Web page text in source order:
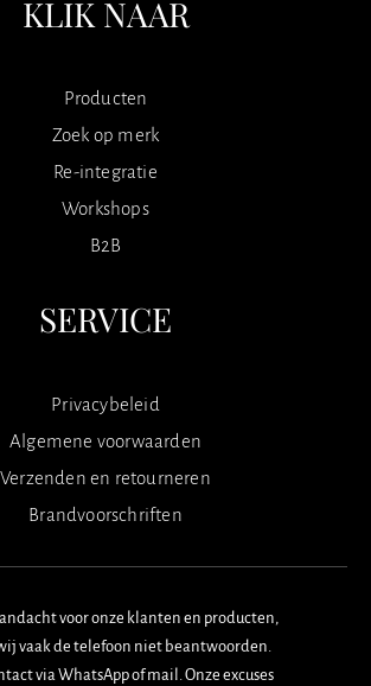
KLIK NAAR
Producten
Zoek op merk
Re-integratie
Workshops
B2B
SERVICE
Privacybeleid
Algemene voorwaarden
Verzenden en retourneren
Brandvoorschriften
voor onze klanten en producten,
vaak de telefoon niet beantwoorden.
via WhatsApp of mail. Onze excuses